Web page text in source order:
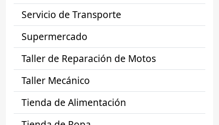
Servicio de Transporte
Supermercado
Taller de Reparación de Motos
Taller Mecánico
Tienda de Alimentación